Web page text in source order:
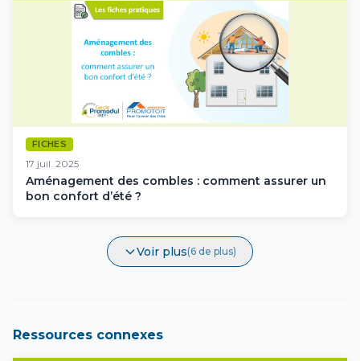
FICHES
17 juil. 2025
Aménagement des combles : comment assurer un
bon confort d’été ?
Voir plus(6 de plus)
Ressources connexes